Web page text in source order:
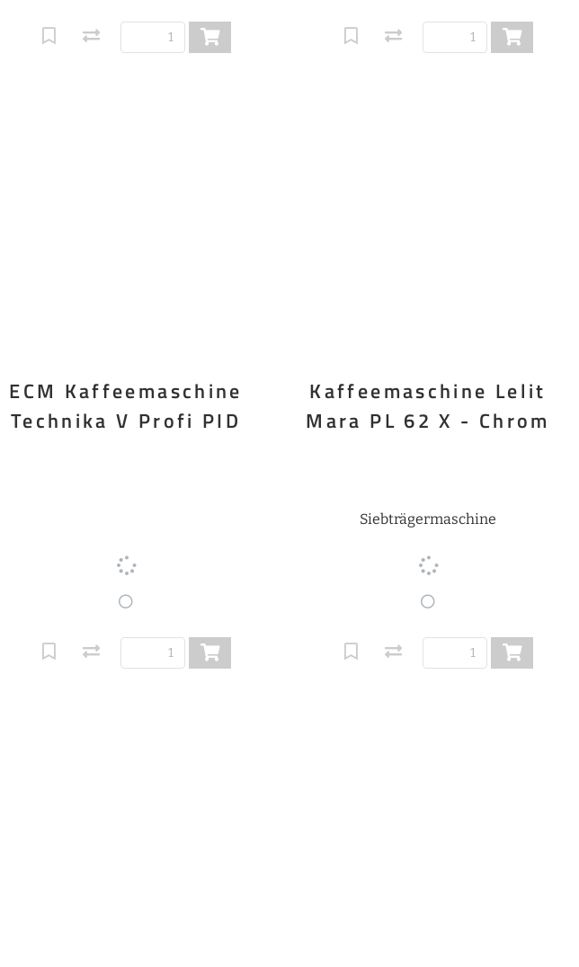
ECM Kaffeemaschine
Technika V Profi PID
Kaffeemaschine Lelit
Mara PL 62 X - Chrom
Siebträgermaschine